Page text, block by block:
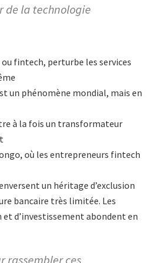
de la technologie
fintech, perturbe les services
un phénomène mondial, mais en
à la fois un transformateur
où les entrepreneurs fintech
un héritage d’exclusion
bancaire très limitée. Les
d’investissement abondent en
rassembler ces